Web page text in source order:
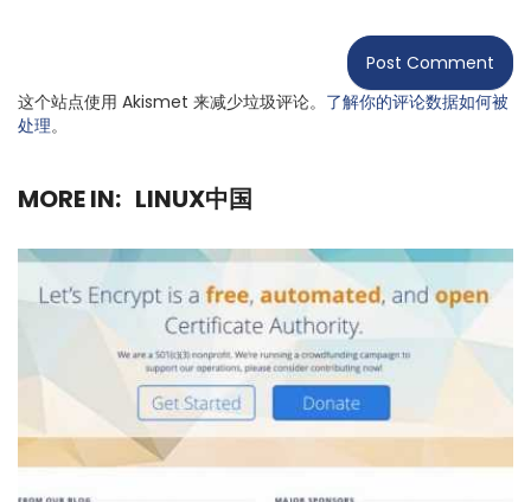
这个站点使用 Akismet 来减少垃圾评论。 了解你的评论数据如何被
处理。
MORE IN: LINUX中国